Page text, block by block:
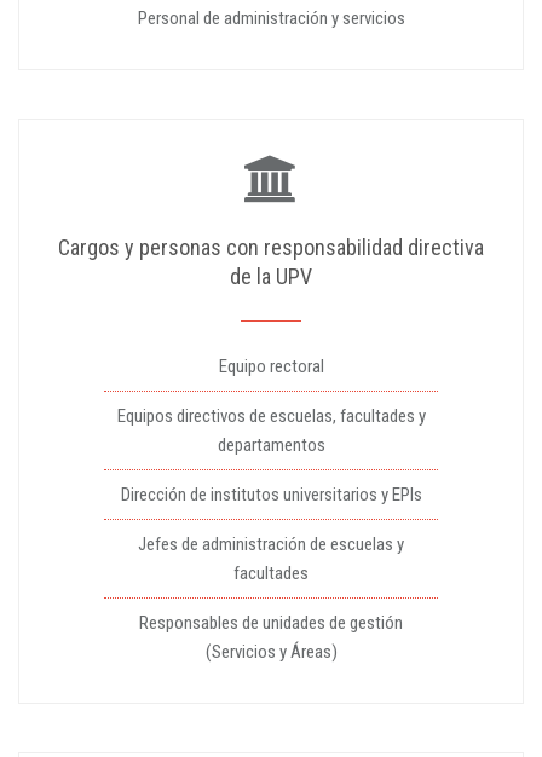
Personal de administración y servicios
Cargos y personas con responsabilidad directiva
de la UPV
Equipo rectoral
Equipos directivos de escuelas, facultades y
departamentos
Dirección de institutos universitarios y EPIs
Jefes de administración de escuelas y
facultades
Responsables de unidades de gestión
(Servicios y Áreas)